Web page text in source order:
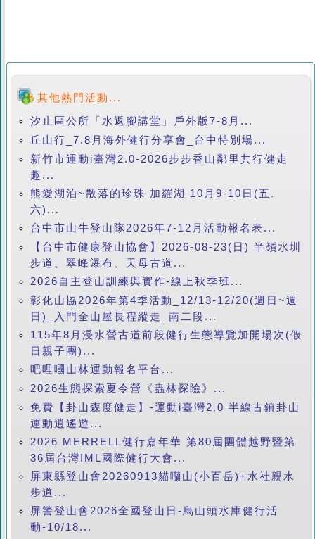
其他熱門活動...
汐止區公所「水返腳講堂」戶外版7-8月...
丘山行_7.8月海外健行分享會_台中特別場...
新竹市運動i臺灣2.0-2026步步香山鄰里共行健走
趣...
熊愛湖泊~散落的珍珠 加羅湖 10月9-10日(五.
六)...
台中市山牛登山隊2026年7-12月活動報名表...
【台中市健康登山協會】2026-08-23(日) 半嶺水圳
步道、翠峰瀑布、天母古道...
2026自主登山訓練與實作-線上秋季班...
彰化山協2026年第4季活動_12/13-12/20(週日~週
日)_入門全山屋長程縱走_南二段...
115年8月浸水營古道前段健行生態導覽加開場次(假
日親子團)...
吧哩嘓山林運動報名平台...
2026生態探索夏令營《蟲林探險》...
免費【卦山森度健走】-運動i臺灣2.0 半線古鎮卦山
運動逍遙遊...
2026 MERRELL健行嘉年華 第80屆團體越野暨第
36屆台灣IML國際健行大會...
屏東縣登山會20260913貓囒山(小百岳)+水社親水
步道...
屏警登山會2026全國登山日-烏山頭水庫健行活
動-10/18...